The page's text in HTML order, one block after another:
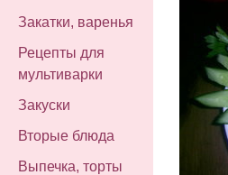
Закатки, варенья
Рецепты для
мультиварки
Закуски
Вторые блюда
Выпечка, торты